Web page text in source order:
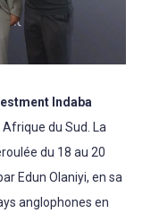
Indaba
Afrique du Sud. La
du 18 au 20
Edun Olaniyi, en sa
anglophones en